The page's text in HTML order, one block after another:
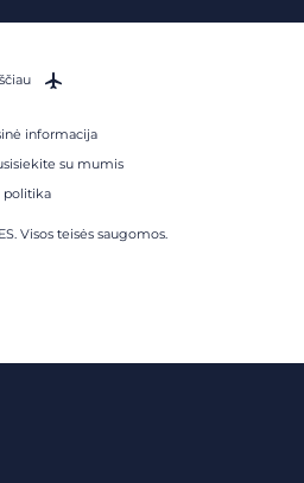
informacija
su mumis
politika
Visos teisės saugomos.